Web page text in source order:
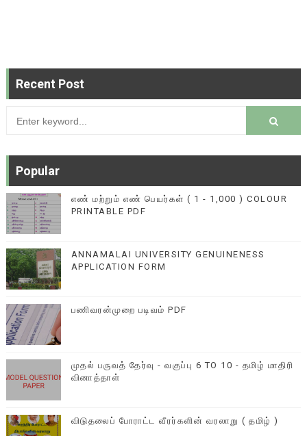
Recent Post
Popular
எண் மற்றும் எண் பெயர்கள் ( 1 - 1,000 ) COLOUR
PRINTABLE PDF
ANNAMALAI UNIVERSITY GENUINENESS
APPLICATION FORM
பணிவரன்முறை படிவம் PDF
முதல் பருவத் தேர்வு - வகுப்பு 6 TO 10 - தமிழ் மாதிரி
வினாத்தாள்
விடுதலைப் போராட்ட வீரர்களின் வரலாறு ( தமிழ் )